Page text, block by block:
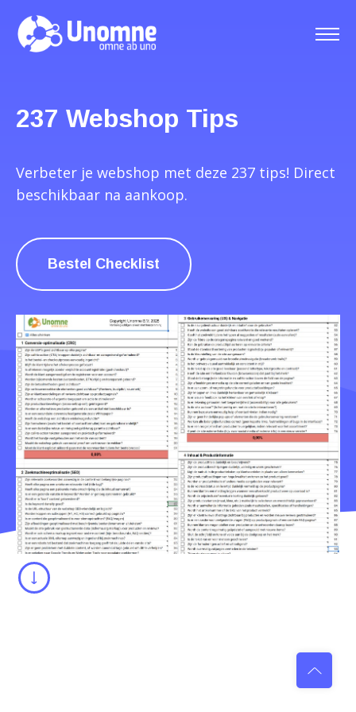
237 Webshop Tips
Verbeter je webshop met deze 237 tips! Direct
beschikbaar na aankoop.
Bestel Checklist